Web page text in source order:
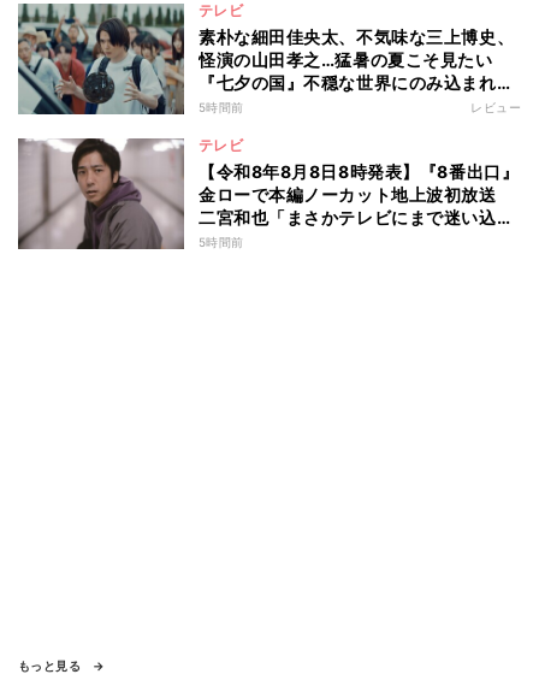
テレビ
素朴な細田佳央太、不気味な三上博史、
怪演の山田孝之…猛暑の夏こそ見たい
『七夕の国』不穏な世界にのみ込まれる
超常ミステリー
5時間前 レビュー
テレビ
【令和8年8月8日8時発表】『8番出口』
金ローで本編ノーカット地上波初放送
二宮和也「まさかテレビにまで迷い込ん
でしまうとは」
5時間前
もっと見る